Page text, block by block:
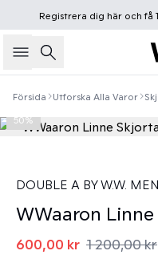
Registrera dig häroch få
Sök
Försida Utforska Alla Varor
50%
DOUBLE A BY W.W. MEN
WWaaron
600,00 kr 1 200,00 kr